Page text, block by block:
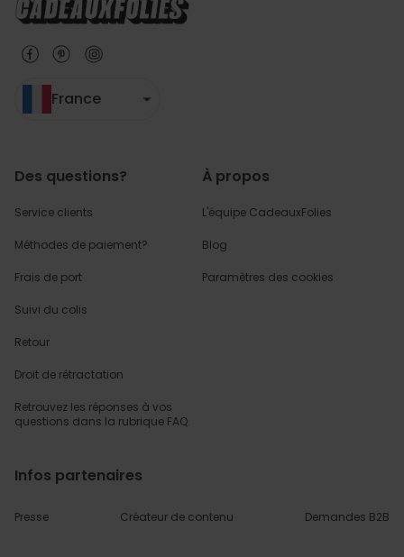
France
Des questions?
Service clients
Méthodes de paiement?
Frais de port
Suivi du colis
Retour
Droit de rétractation
Retrouvez les réponses à vos
questions dans la rubrique FAQ.
À propos
L'équipe CadeauxFolies
Blog
Paramètres des cookies
Infos partenaires
Presse Créateur de contenu Demandes B2B